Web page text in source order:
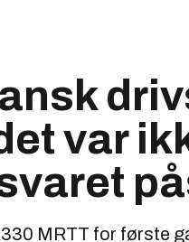
var
MRTT for første